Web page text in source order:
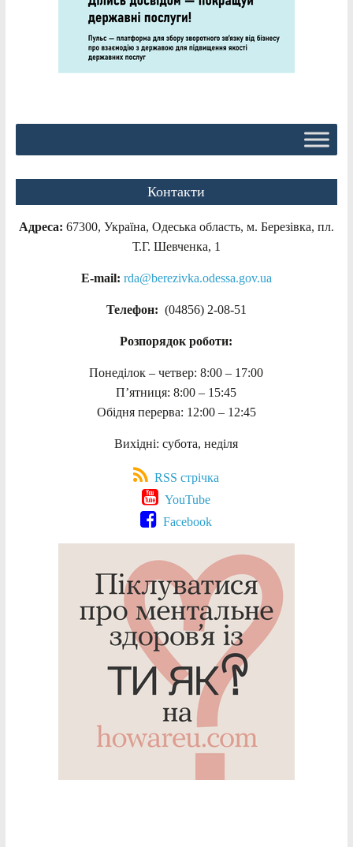
Контакти
Адреса: 67300, Україна, Одеська область, м. Березівка, пл.
Т.Г. Шевченка, 1
E-mail: rda@berezivka.odessa.gov.ua
Телефон: (04856) 2-08-51
Розпорядок роботи:
Понеділок – четвер: 8:00 – 17:00
П’ятниця: 8:00 – 15:45
Обідня перерва: 12:00 – 12:45
Вихідні: субота, неділя
RSS стрічка
YouTube
Facebook